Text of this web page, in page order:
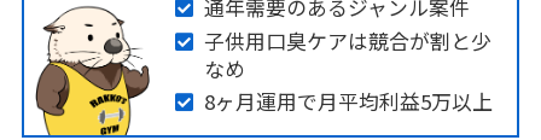
通年需要のあるジャンル案件
子供用口臭ケアは競合が割と少
なめ
8ヶ月運用で月平均利益5万以上